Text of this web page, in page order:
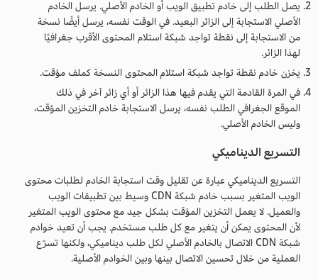
يصل الطلب إلى خادم تطبيق الويب أو الخادم الأصلي. يرسل الخادم
الأصلي الاستجابة إلى الزائر البعيد. في الوقت نفسه، يرسل أيضًا نسخة
من الاستجابة إلى نقطة تواجد شبكة استلام المحتوى الأقرب جغرافيًا
لهذا الزائر.
يخزن خادم نقطة تواجد شبكة استلام المحتوى النسخة كملف مؤقت.
في المرة القادمة التي يقدم فيها هذا الزائر أو أي زائر آخر في ذلك
الموقع الجغرافي الطلب نفسه، يرسل الاستجابة خادم التخزين المؤقت،
وليس الخادم الأصلي.
التسريع الديناميكي
التسريع الديناميكي عبارة عن تقليل وقت استجابة الخادم لطلبات محتوى
الويب المتغير بسبب خادم شبكة CDN وسيط بين تطبيقات الويب
والعميل. لا يعمل التخزين المؤقت بشكل جيد مع محتوى الويب المتغير
لأن المحتوى يمكن أن يتغير مع كل طلب مستخدم. يجب أن تعيد خوادم
شبكة CDN الاتصال بالخادم الأصلي لكل طلب ديناميكي، ولكنها تسرّع
العملية من خلال تحسين الاتصال بينها وبين الخوادم الأصلية.